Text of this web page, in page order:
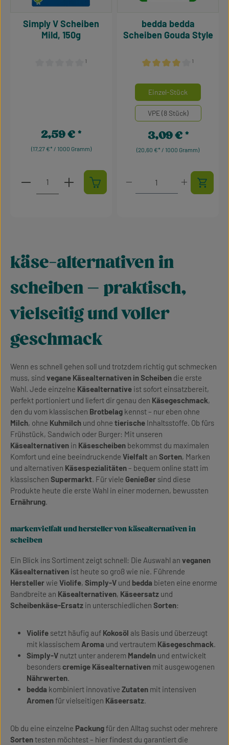
¹
Simply V Scheiben
Mild, 150g
(17,27 €* / 1000 Gramm)
Regulärer Preis:
2,59 €
Produkt Anzahl: Gib den gewünschten Wert ein
¹
bedda bedda
Scheiben Gouda Style
Mengeneinheiten auswählen
Einzel-Stück
VPE (8 Stück)
(20,60 €* / 1000 Gramm)
Regulärer Preis:
3,09 €
Produkt Anzahl: Gib
käse-alternativen in
scheiben – praktisch,
vielseitig und voller
geschmack
Wenn es schnell gehen soll und trotzdem richtig gut schmecken
muss, sind vegane Käsealternativen in Scheiben die erste
Wahl. Jede einzelne Käsealternative ist sofort einsatzbereit,
perfekt portioniert und liefert dir genau den Käsegeschmack,
den du vom klassischen Brotbelag kennst – nur eben ohne
Milch, ohne Kuhmilch und ohne tierische Inhaltsstoffe. Ob fürs
Frühstück, Sandwich oder Burger: Mit unseren
Käsealternativen in Käsescheiben bekommst du maximalen
Komfort und eine beeindruckende Vielfalt an Sorten, Marken
und alternativen Käsespezialitäten– bequem online statt im
klassischen Supermarkt. Für viele Genießer sind diese
Produkte heute die erste Wahl in einer modernen, bewussten
Ernährung.
markenvielfalt und hersteller von käsealternativen in
scheiben
Ein Blick ins Sortiment zeigt schnell: Die Auswahl an veganen
Käsealternativen ist heute so groß wie nie. Führende
Herstellerwie Violife, Simply-V und bedda bieten eine enorme
Bandbreite an Käsealternativen, Käseersatz und
Scheibenkäse-Ersatz in unterschiedlichen Sorten:
Violife setzt häufig auf Kokosöl als Basis und überzeugt
mit klassischem Aroma und vertrautem Käsegeschmack.
Simply-V nutzt unter anderem Mandeln und entwickelt
besonderscremige Käsealternativen mit ausgewogenen
Nährwerten.
bedda kombiniert innovative Zutaten mit intensiven
Aromenfür vielseitigen Käseersatz.
Ob du eine einzelne Packungfür den Alltag suchst oder mehrere
Sortentesten möchtest – hier findest du garantiert die